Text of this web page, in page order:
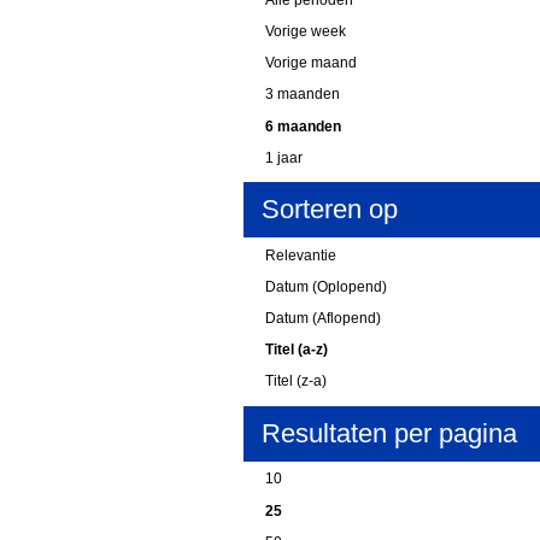
Vorige week
Vorige maand
3 maanden
6 maanden
1 jaar
Sorteren op
Relevantie
Datum (Oplopend)
Datum (Aflopend)
Titel (a-z)
Titel (z-a)
Resultaten per pagina
10
25